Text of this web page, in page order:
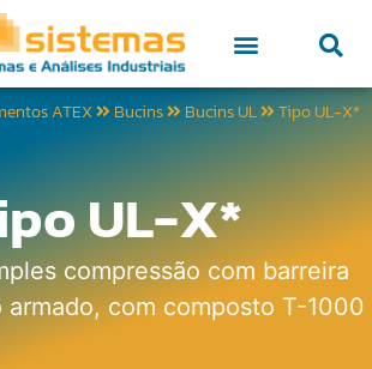
ATEX Bucins Bucins UL Tipo UL-X*
UL-X*
compressão com barreira
armado, com composto T-1000